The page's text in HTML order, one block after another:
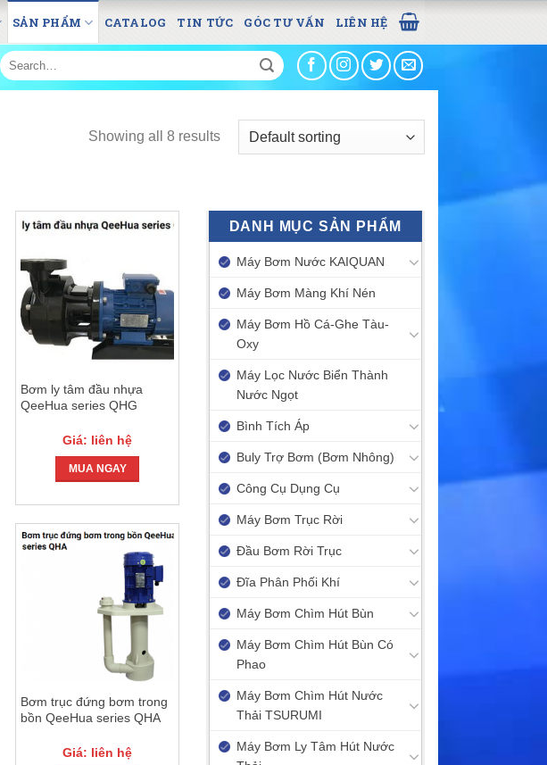
SẢN PHẨM CATALOG TIN TỨC GÓC TƯ VẤN LIÊN HỆ
Search
for:
Showing all 8 results
Bơm ly tâm đầu nhựa
QeeHua series QHG
Giá: liên hệ
MUA NGAY
Bơm trục đứng bơm trong
bồn QeeHua series QHA
Giá: liên hệ
DANH MỤC SẢN PHẨM
Máy Bơm Nước KAIQUAN
Máy Bơm Màng Khí Nén
Máy Bơm Hồ Cá-Ghe Tàu-
Oxy
Máy Lọc Nước Biển Thành
Nước Ngọt
Bình Tích Áp
Buly Trợ Bơm (Bơm Nhông)
Công Cụ Dụng Cụ
Máy Bơm Trục Rời
Đầu Bơm Rời Trục
Đĩa Phân Phối Khí
Máy Bơm Chìm Hút Bùn
Máy Bơm Chìm Hút Bùn Có
Phao
Máy Bơm Chìm Hút Nước
Thải TSURUMI
Máy Bơm Ly Tâm Hút Nước